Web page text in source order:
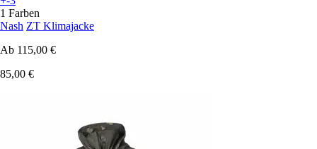
1 Farben
Nash ZT Klimajacke
Ab 115,00 €
85,00 €